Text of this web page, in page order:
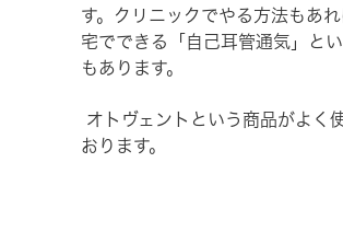
す。クリニックでやる方法もあ
宅でできる「自己耳管通気」と
もあります。
オトヴェントという商品がよく
おります。